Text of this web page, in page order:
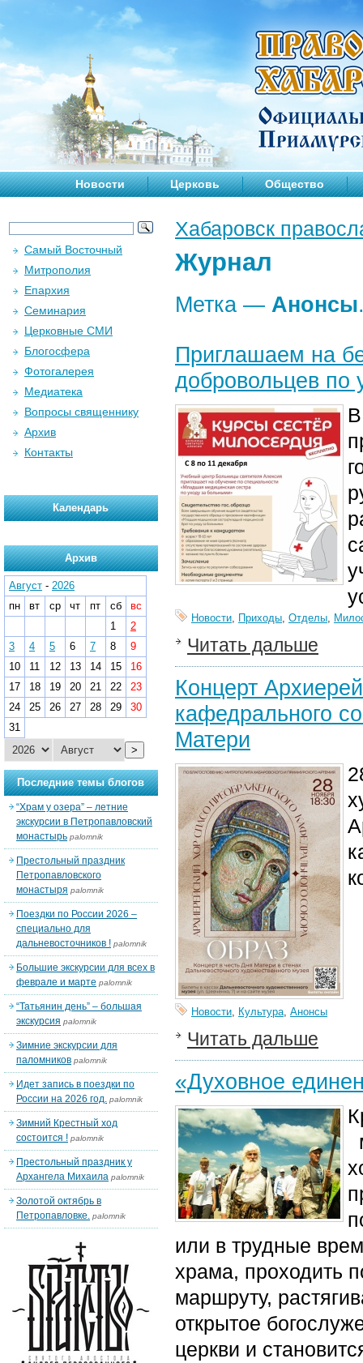
Новости Церковь Общество
Хабаровск
Журнал
Метка — Анонсы
Приглашаем на
добровольцев по
Новости, Приходы, Отделы,
Читать дальше
Концерт
кафедрального
Матери
Новости, Культура, Анонсы
Читать дальше
«Духовное
или в трудные
храма, проходить
маршруту,
открытое
церкви и
Самый Восточный
Митрополия
Епархия
Семинария
Церковные СМИ
Блогосфера
Фотогалерея
Медиатека
Вопросы священнику
Архив
Контакты
Календарь
Архив
Август - 2026
пн
вт ср чт пт сб
вс
1
2
3
4 5 6 7 8
9
10
11 12 13 14 15
16
17
18 19 20 21 22
23
24
25 26 27 28 29
30
31
>
Последние темы блогов
“Храм у озера” – летние
экскурсии в Петропавловский
монастырь palomnik
Престольный праздник
Петропавловского
монастыря palomnik
Поездки по России 2026 –
специально для
дальневосточников ! palomnik
Большие экскурсии для всех в
феврале и марте palomnik
“Татьянин день” – большая
экскурсия palomnik
Зимние экскурсии для
паломников palomnik
Идет запись в поездки по
России на 2026 год. palomnik
Зимний Крестный ход
состоится ! palomnik
Престольный праздник у
Архангела Михаила palomnik
Золотой октябрь в
Петропавловке. palomnik